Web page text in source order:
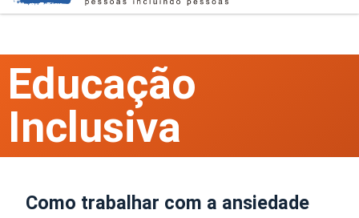
Educação
Inclusiva
Como trabalhar com a ansiedade